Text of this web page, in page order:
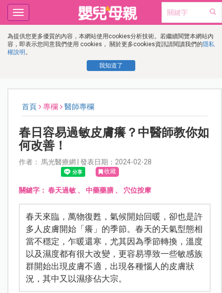
為提供您更多優質的內容，本網站使用cookies分析技術。若繼續閱覽本網站內
容，即表示您同意我們使用 cookies， 關於更多cookies資訊請閱讀我們的隱私
權說明 。
我知道了
Toggle
navigation
首頁 專欄 醫師專欄
春日容易過敏皮膚癢？中醫師教你如
何改善！
作者： 馬光醫療網 | 發表日期：2024-02-28
收藏
關鍵字： 春天過敏、 中藥藥膳、 穴位按摩
春天來臨，萬物復甦，氣候開始回暖，卻也是許
多人皮膚開始「癢」的季節。春天的天氣型態相
當不穩定，乍暖還寒，尤其因為季節轉換，溫度
以及濕度都有很大改變，更容易導致一些敏感族
群開始出現皮膚不適，出現各種惱人的皮膚狀
況，其中又以濕疹佔大宗。